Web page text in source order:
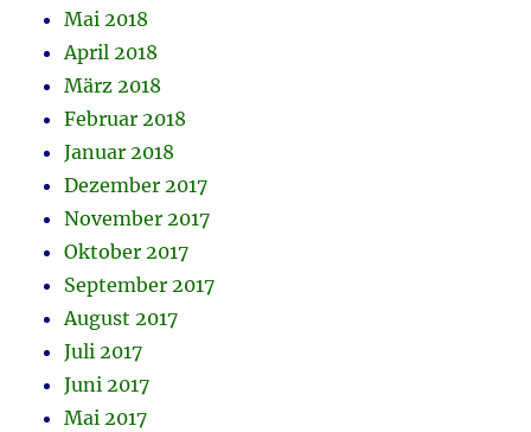
Mai 2018
April 2018
März 2018
Februar 2018
Januar 2018
Dezember 2017
November 2017
Oktober 2017
September 2017
August 2017
Juli 2017
Juni 2017
Mai 2017